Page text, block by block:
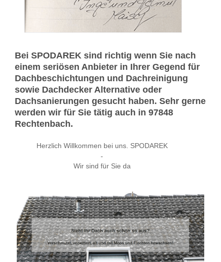
Bei SPODAREK sind richtig wenn Sie nach
einem seriösen Anbieter in Ihrer Gegend für
Dachbeschichtungen und Dachreinigung
sowie Dachdecker Alternative oder
Dachsanierungen gesucht haben. Sehr gerne
werden wir für Sie tätig auch in 97848
Rechtenbach.
Herzlich Willkommen bei uns. SPODAREK
-
Wir sind für Sie da